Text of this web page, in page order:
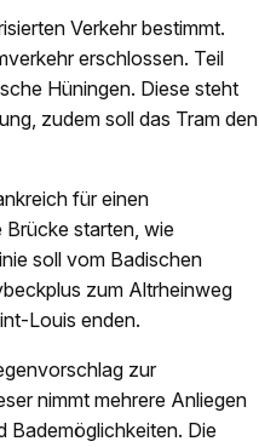
Verkehr bestimmt.
erschlossen. Teil
Hüningen. Diese steht
zudem soll das Tram den
für einen
starten, wie
soll vom Badischen
zum Altrheinweg
Louis enden.
zur
nimmt mehrere Anliegen
Bademöglichkeiten. Die